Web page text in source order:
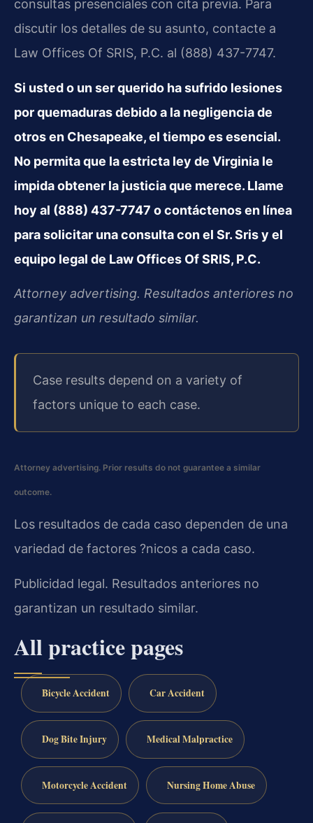
consultas presenciales con cita previa. Para
discutir los detalles de su asunto, contacte a
Law Offices Of SRIS, P.C. al (888) 437-7747.
Si usted o un ser querido ha sufrido lesiones
por quemaduras debido a la negligencia de
otros en Chesapeake, el tiempo es esencial.
No permita que la estricta ley de Virginia le
impida obtener la justicia que merece. Llame
hoy al (888) 437-7747 o contáctenos en línea
para solicitar una consulta con el Sr. Sris y el
equipo legal de Law Offices Of SRIS, P.C.
Attorney advertising. Resultados anteriores no
garantizan un resultado similar.
Case results depend on a variety of
factors unique to each case.
Attorney advertising. Prior results do not guarantee a similar
outcome.
Los resultados de cada caso dependen de una
variedad de factores ?nicos a cada caso.
Publicidad legal. Resultados anteriores no
garantizan un resultado similar.
All practice pages
Bicycle Accident Car Accident
Dog Bite Injury Medical Malpractice
Motorcycle Accident Nursing Home Abuse